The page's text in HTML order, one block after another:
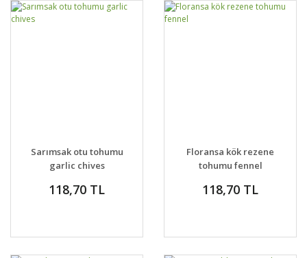
Sarımsak otu tohumu
garlic chives
118,70 TL
Floransa kök rezene
tohumu fennel
118,70 TL